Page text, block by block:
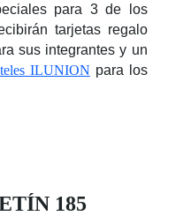
para 3 de los
tarjetas regalo
sus integrantes y un
ILUNION para los
185